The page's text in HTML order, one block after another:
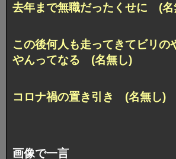
去年まで無職だったくせに (名
この後何人も走ってきてビリの
やんってなる (名無し)
コロナ禍の置き引き (名無し)
画像で一言